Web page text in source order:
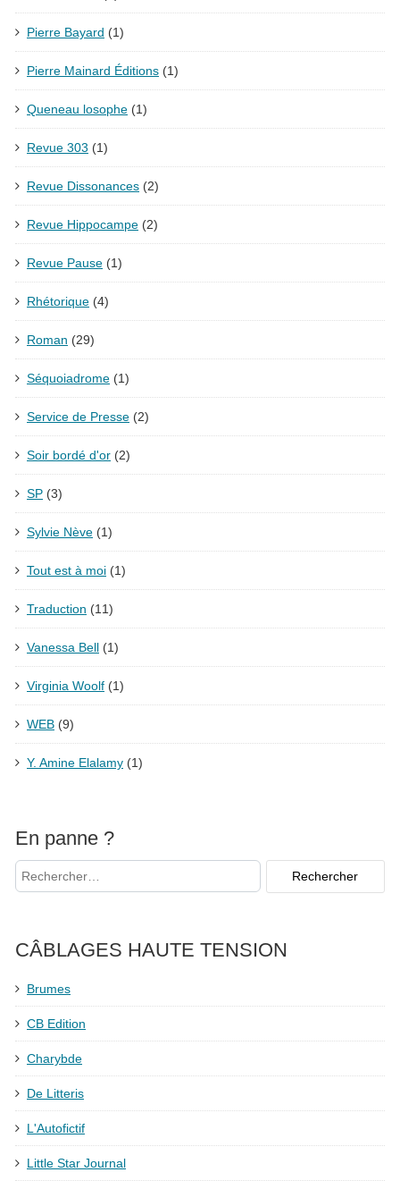
Pierre Bayard (1)
Pierre Mainard Éditions (1)
Queneau losophe (1)
Revue 303 (1)
Revue Dissonances (2)
Revue Hippocampe (2)
Revue Pause (1)
Rhétorique (4)
Roman (29)
Séquoiadrome (1)
Service de Presse (2)
Soir bordé d'or (2)
SP (3)
Sylvie Nève (1)
Tout est à moi (1)
Traduction (11)
Vanessa Bell (1)
Virginia Woolf (1)
WEB (9)
Y. Amine Elalamy (1)
En panne ?
CÂBLAGES HAUTE TENSION
Brumes
CB Edition
Charybde
De Litteris
L'Autofictif
Little Star Journal